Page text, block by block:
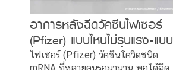
อาการหลังฉีดวัคซีนไฟเซอร์
(Pfizer) แบบไหนไม่รุนแรง-แบบ
ไหนต้องระวังใน 30 วัน
ไฟเซอร์ (Pfizer) วัคซีนโควิดชนิด